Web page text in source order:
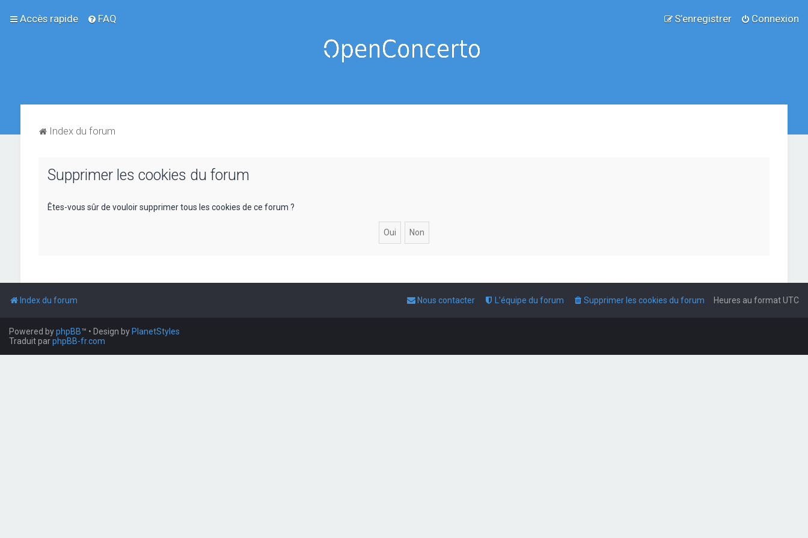
Accès rapide FAQ Connexion
S’enregistrer
Index du forum
Supprimer les cookies du forum
Êtes-vous sûr de vouloir supprimer tous les cookies de ce forum ?
Index du forum Heures au formatUTC
Supprimer les cookies du forum
L’équipe du forum
Nous contacter
Powered byphpBB™ • Design by PlanetStyles
Traduit parphpBB-fr.com